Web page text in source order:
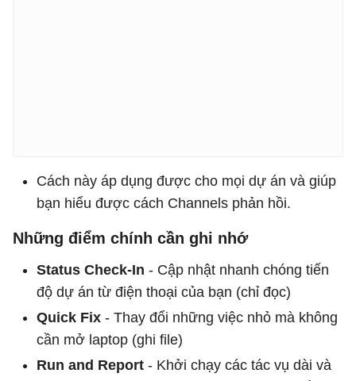
Cách này áp dụng được cho mọi dự án và giúp
bạn hiểu được cách Channels phản hồi.
Những điểm chính cần ghi nhớ
Status Check-In - Cập nhật nhanh chóng tiến
độ dự án từ điện thoại của bạn (chỉ đọc)
Quick Fix - Thay đổi những việc nhỏ mà không
cần mở laptop (ghi file)
Run and Report - Khởi chạy các tác vụ dài và